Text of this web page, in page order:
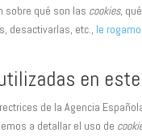
sobre qué son las cookies,
desactivarlas, etc., le
en
de la Agencia
a detallar el uso de